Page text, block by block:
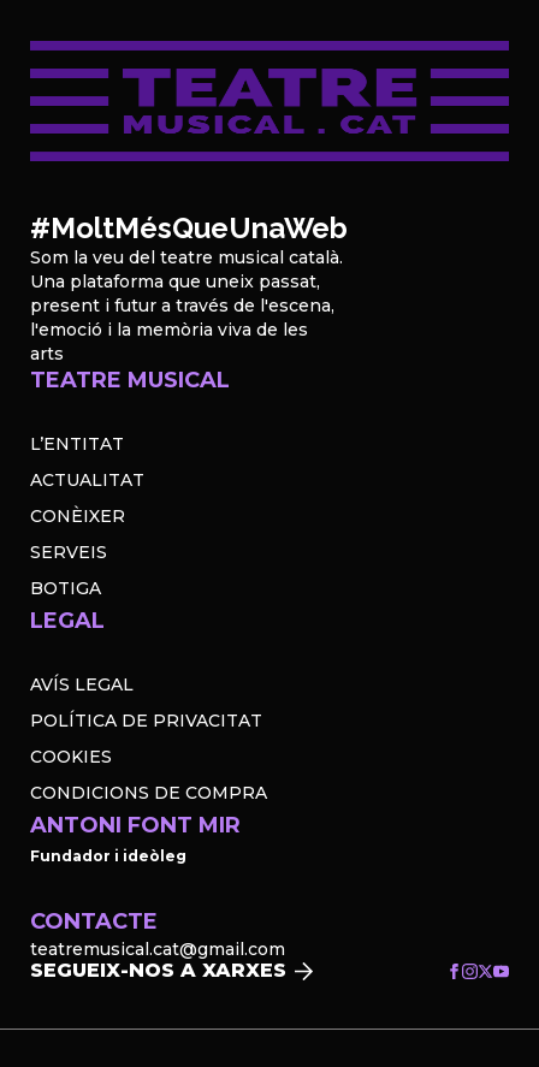
#MoltMésQueUnaWeb
Som la veu del teatre musical català.
Una plataforma que uneix passat,
present i futur a través de l'escena,
l'emoció i la memòria viva de les
arts
TEATRE MUSICAL
L’ENTITAT
ACTUALITAT
CONÈIXER
SERVEIS
BOTIGA
LEGAL
AVÍS LEGAL
POLÍTICA DE PRIVACITAT
COOKIES
CONDICIONS DE COMPRA
ANTONI FONT MIR
Fundador i ideòleg
CONTACTE
teatremusical.cat@gmail.com
SEGUEIX-NOS A XARXES